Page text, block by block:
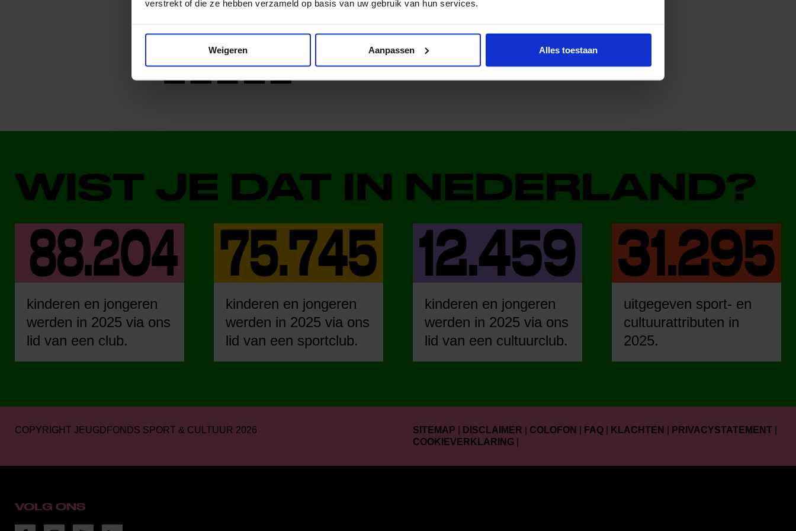
verstrekt of die ze hebben verzameld op basis van uw gebruik van hun services.
Weigeren Aanpassen Alles toestaan
Deel dit bericht op social media!
WIST JE DAT IN NEDERLAND?
kinderen en jongeren
werden in 2025 via ons
lid van een club.
kinderen en jongeren
werden in 2025 via ons
lid van een sportclub.
kinderen en jongeren
werden in 2025 via ons
lid van een cultuurclub.
uitgegeven sport- en
cultuurattributen in
2025.
COPYRIGHT JEUGDFONDS SPORT & CULTUUR 2026 SITEMAP DISCLAIMER COLOFON FAQ KLACHTEN PRIVACYSTATEMENT
COOKIEVERKLARING
VOLG ONS